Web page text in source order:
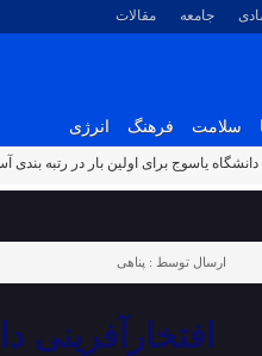
جامعه مقالات
سلامت فرهنگ انرژی
دانشگاه یاسوج برای اولین بار در رتبه بندی
ارسال توسط : پناهی
افتخارآفرینی